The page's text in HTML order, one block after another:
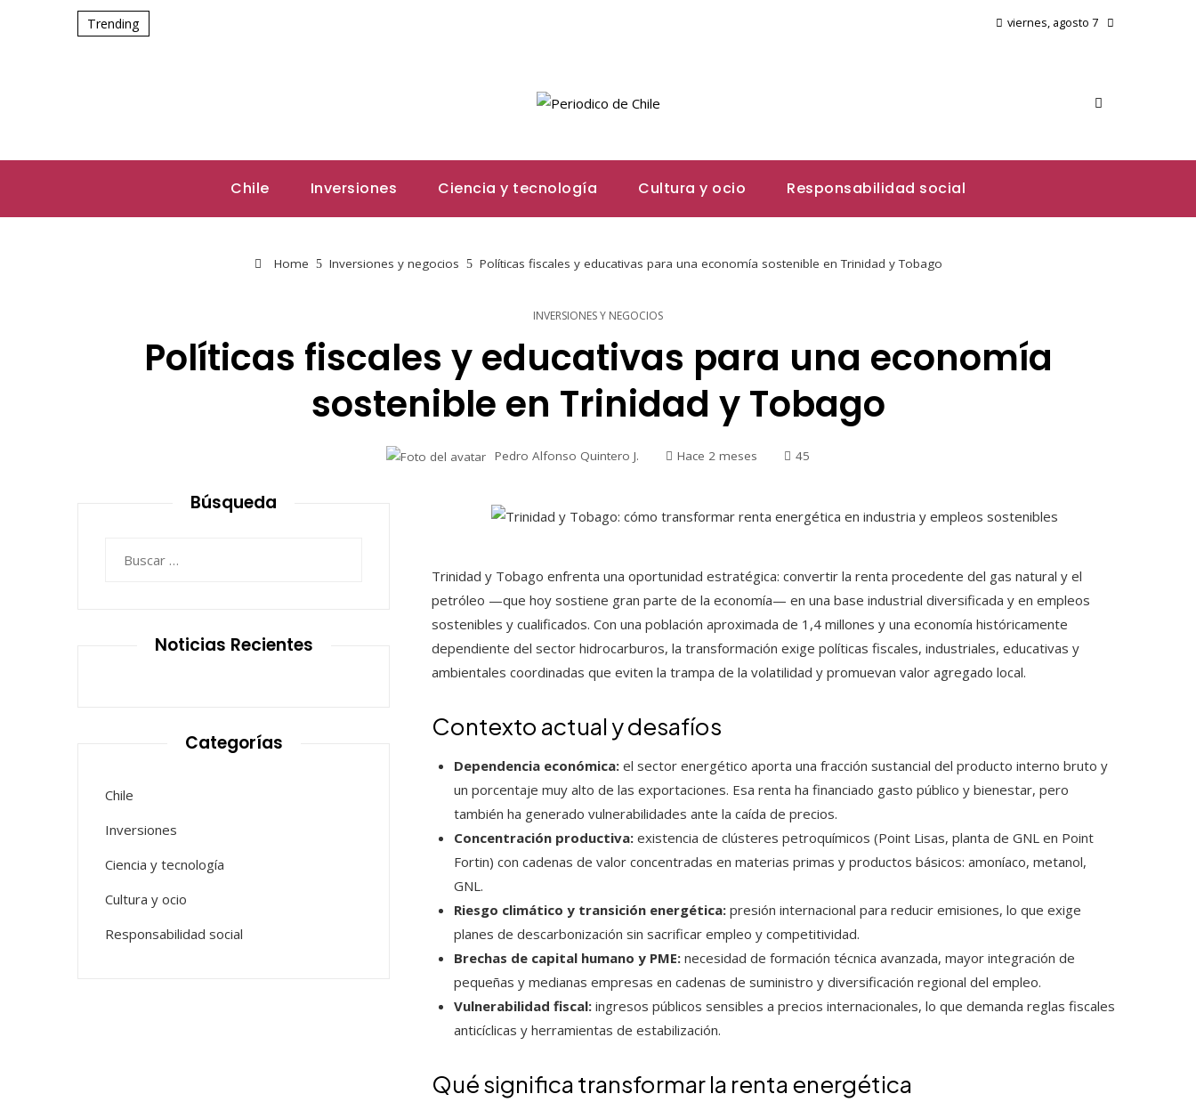
Trending viernes, agosto 7
Chile Inversiones Ciencia y tecnología Cultura y ocio Responsabilidad social
Home Inversiones y negocios Políticas fiscales y educativas para una economía sostenible en Trinidad y Tobago
INVERSIONES Y NEGOCIOS
Políticas fiscales y educativas para una economía
sostenible en Trinidad y Tobago
Pedro Alfonso Quintero J. Hace 2 meses 45
Trinidad y Tobago enfrenta una oportunidad estratégica: convertir la renta procedente del gas natural y el
petróleo —que hoy sostiene gran parte de la economía— en una base industrial diversificada y en empleos
sostenibles y cualificados. Con una población aproximada de 1,4 millones y una economía históricamente
dependiente del sector hidrocarburos, la transformación exige políticas fiscales, industriales, educativas y
ambientales coordinadas que eviten la trampa de la volatilidad y promuevan valor agregado local.
Contexto actual y desafíos
Dependencia económica:el sector energético aporta una fracción sustancial del producto interno bruto y
un porcentaje muy alto de las exportaciones. Esa renta ha financiado gasto público y bienestar, pero
también ha generado vulnerabilidades ante la caída de precios.
Concentración productiva:existencia de clústeres petroquímicos (Point Lisas, planta de GNL en Point
Fortin) con cadenas de valor concentradas en materias primas y productos básicos: amoníaco, metanol,
GNL.
Riesgo climático y transición energética:presión internacional para reducir emisiones, lo que exige
planes de descarbonización sin sacrificar empleo y competitividad.
Brechas de capital humano y PME:necesidad de formación técnica avanzada, mayor integración de
pequeñas y medianas empresas en cadenas de suministro y diversificación regional del empleo.
Vulnerabilidad fiscal:ingresos públicos sensibles a precios internacionales, lo que demanda reglas fiscales
anticíclicas y herramientas de estabilización.
Qué significa transformar la renta energética
Búsqueda
Noticias Recientes
Categorías
Chile
Inversiones
Ciencia y tecnología
Cultura y ocio
Responsabilidad social